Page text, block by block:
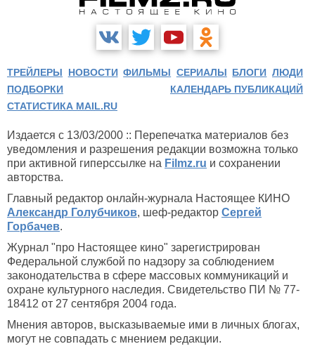
ТРЕЙЛЕРЫ НОВОСТИ ФИЛЬМЫ СЕРИАЛЫ БЛОГИ ЛЮДИ
ПОДБОРКИ
КАЛЕНДАРЬ ПУБЛИКАЦИЙ
СТАТИСТИКА MAIL.RU
Издается с 13/03/2000 :: Перепечатка материалов без
уведомления и разрешения редакции возможна только
при активной гиперссылке на Filmz.ru и сохранении
авторства.
Главный редактор онлайн-журнала Настоящее КИНО
Александр Голубчиков, шеф-редактор Сергей
Горбачев.
Журнал "про Настоящее кино" зарегистрирован
Федеральной службой по надзору за соблюдением
законодательства в сфере массовых коммуникаций и
охране культурного наследия. Свидетельство ПИ № 77-
18412 от 27 сентября 2004 года.
Мнения авторов, высказываемые ими в личных блогах,
могут не совпадать с мнением редакции.